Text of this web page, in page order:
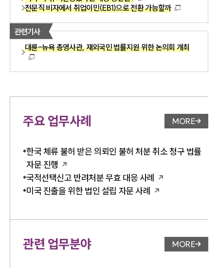
전문직 비자에서 취업이민(EB1)으로 전환 가능할까
관련기사
대륜-뉴욕 총영사관, 재외국민 법률지원 위한 논의회 개최
주요 업무사례 업무사례
MORE
한국 체류 불허 받은 의뢰인 불허 처분 취소 청구 법률
자문 진행
국적선택신고 반려처분 무효 대응 사례
미국 진출을 위한 법인 설립 자문 사례
관련 업무분야 업무분야
MORE